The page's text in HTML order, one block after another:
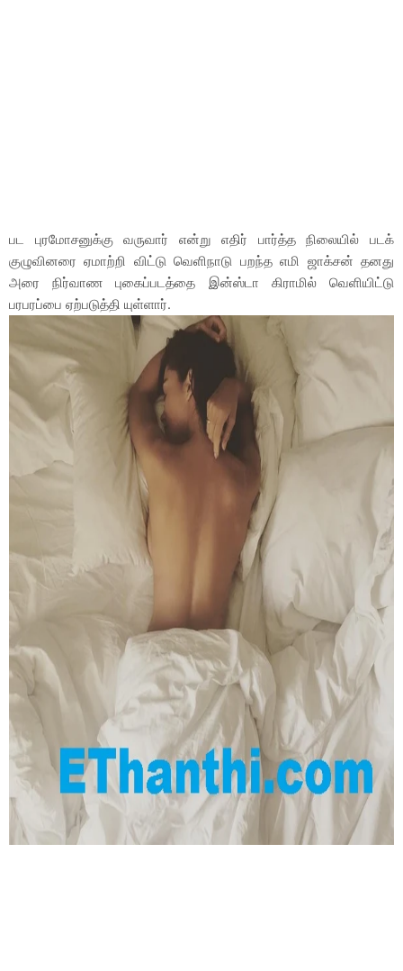
பட புரமோசனுக்கு வருவார் என்று எதிர் பார்த்த நிலையில் படக்
குழுவினரை ஏமாற்றி விட்டு வெளிநாடு பறந்த எமி ஜாக்சன் தனது
அரை நிர்வாண புகைப்படத்தை இன்ஸ்டா கிராமில் வெளியிட்டு
பரபரப்பை ஏற்படுத்தி யுள்ளார்.